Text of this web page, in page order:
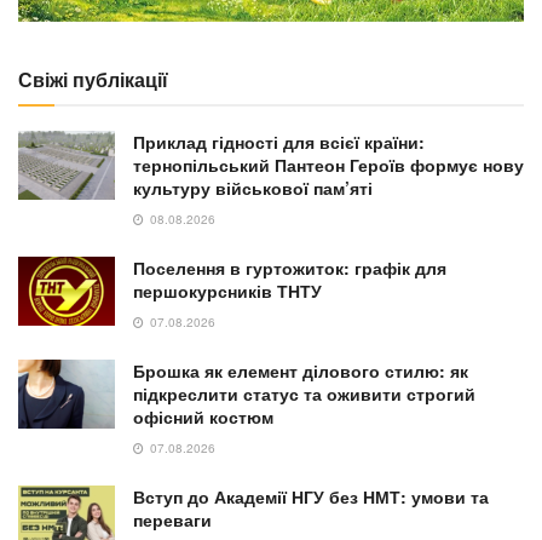
Свіжі публікації
Приклад гідності для всієї країни:
тернопільський Пантеон Героїв формує нову
культуру військової пам’яті
08.08.2026
Поселення в гуртожиток: графік для
першокурсників ТНТУ
07.08.2026
Брошка як елемент ділового стилю: як
підкреслити статус та оживити строгий
офісний костюм
07.08.2026
Вступ до Академії НГУ без НМТ: умови та
переваги